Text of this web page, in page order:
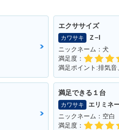
エクササイズ
カワサキ
Ｚ−I
ニックネーム：犬
満足度：
満足ポイント:排気音
満足できる１台
カワサキ
エリミネ
ニックネーム：空白
満足度：